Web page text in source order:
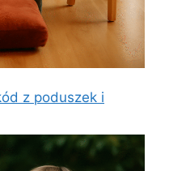
z poduszek i